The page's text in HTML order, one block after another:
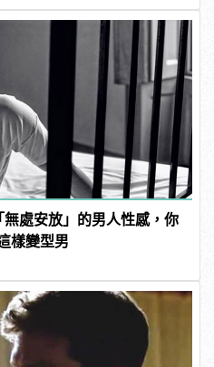
處安放」的男人性感，你
樣變型男